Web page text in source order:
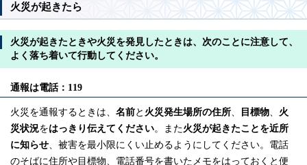
火災が起きたら
火災が起きたときや火災を発見したときは、次のことに注意して、
よく落ち着いて行動してください。
通報は電話：119
火災を通報するときは、 名前と 火災発生場所の住所 目標物
火
災状況をはっきり伝えてください。また火災が起きたことを近所
に知らせ 、被害を最小限にくい止めるようにしてください。電話
のそばに住所や目標物、電話番号を書いたメモをはっておくと便